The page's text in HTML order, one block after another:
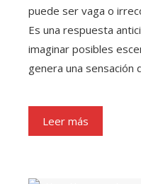
puede ser vaga o
Es una respuesta
imaginar posibles
genera una sensación
Leer más